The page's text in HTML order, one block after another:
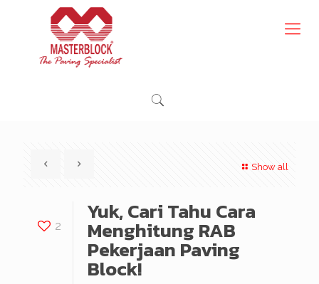
Show all
2 Yuk, Cari Tahu Cara
Menghitung RAB
Pekerjaan Paving
Block!